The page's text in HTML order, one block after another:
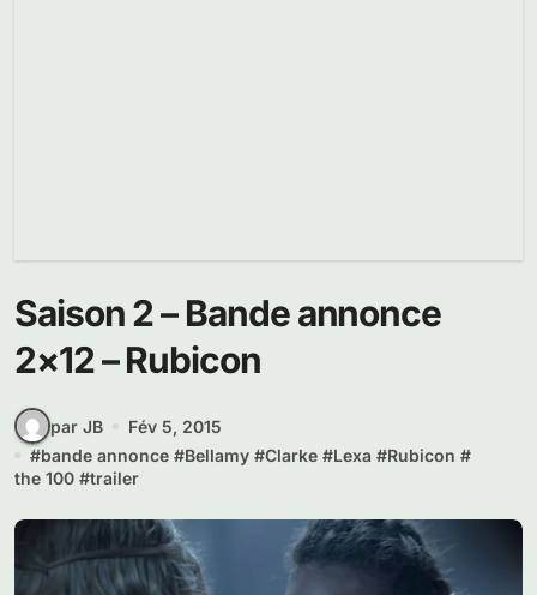
Saison 2 – Bande annonce
2×12 – Rubicon
par JB
Fév 5, 2015
#bande annonce #Bellamy #Clarke #Lexa #Rubicon #
the 100 #trailer